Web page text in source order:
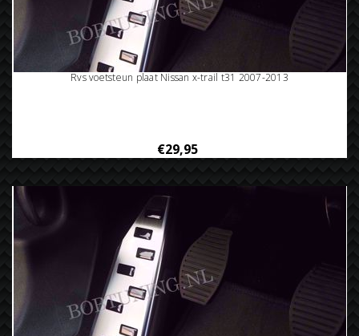
Rvs voetsteun plaat Nissan x-trail t31 2007-2013
€29,95